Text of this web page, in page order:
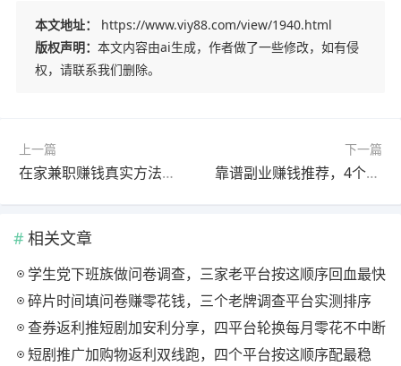
本文地址：
https://www.viy88.com/view/1940.html
版权声明： 本文内容由ai生成，作者做了一些修改，如有侵
权，请联系我们删除。
上一篇
在家兼职赚钱真实方法，4 个任务APP日赚100+，提现无门槛
下一篇
靠谱副业赚钱推荐，4个任务APP零套路日结，上班族增收首选
相关文章
学生党下班族做问卷调查，三家老平台按这顺序回血最快
碎片时间填问卷赚零花钱，三个老牌调查平台实测排序
查券返利推短剧加安利分享，四平台轮换每月零花不中断
短剧推广加购物返利双线跑，四个平台按这顺序配最稳